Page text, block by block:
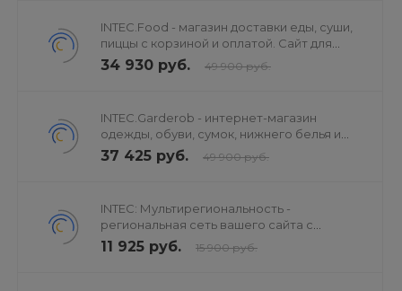
INTEC.Food - магазин доставки еды, суши,
пиццы с корзиной и оплатой. Сайт для
ресторанов и кафе
34 930 руб. 49 900 руб.
INTEC.Garderob - интернет-магазин
одежды, обуви, сумок, нижнего белья и
аксессуаров
37 425 руб. 49 900 руб.
INTEC: Мультирегиональность -
региональная сеть вашего сайта с
продвижением в поисковиках
11 925 руб. 15 900 руб.